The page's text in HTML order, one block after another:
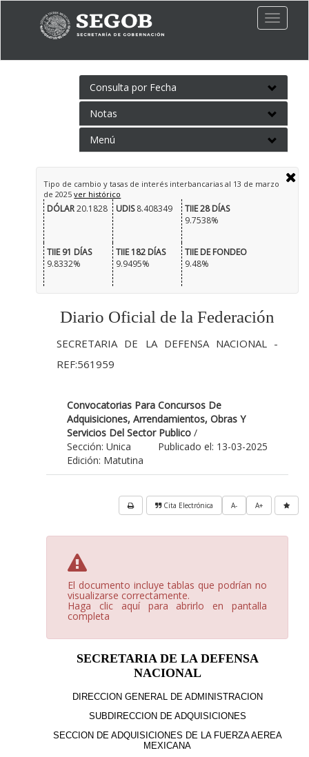
Toggle
Consulta por Fecha
Notas
Menú
Tipo de cambio y tasas de interés interbancarias al 13 de marzo
de 2025ver histórico
DÓLAR20.1828 UDIS8.408349
TIIE 28 DÍAS
9.7538%
TIIE 91 DÍAS
9.8332%
TIIE 182 DÍAS
9.9495%
TIIE DE FONDEO
9.48%
Diario Oficial de la Federación
SECRETARIA DE LA DEFENSA NACIONAL -
REF:561959
Convocatorias Para Concursos De
Adquisiciones, Arrendamientos, Obras Y
Servicios Del Sector Publico /
Publicado el: 13-03-2025
Sección: Unica
Edición: Matutina
A+
A-
Cita Electrónica
El documento incluye tablas que podrían no
visualizarse correctamente.
Haga clic aquí para abrirlo en pantalla
completa